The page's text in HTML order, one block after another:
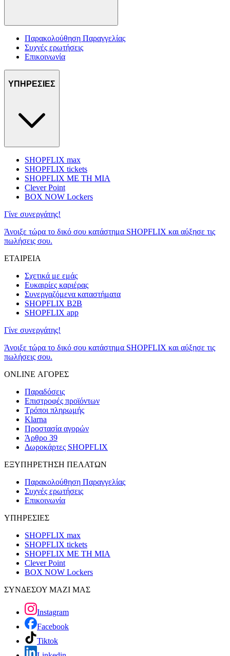
Παρακολούθηση Παραγγελίας
Συχνές ερωτήσεις
Επικοινωνία
ΥΠΗΡΕΣΙΕΣ
SHOPFLIX max
SHOPFLIX tickets
SHOPFLIX ΜΕ ΤΗ ΜΙΑ
Clever Point
BOX NOW Lockers
Γίνε συνεργάτης!
Άνοιξε τώρα το δικό σου κατάστημα SHOPFLIX και αύξησε τις
πωλήσεις σου.
ΕΤΑΙΡΕΙΑ
Σχετικά με εμάς
Ευκαιρίες καριέρας
Συνεργαζόμενα καταστήματα
SHOPFLIX B2B
SHOPFLIX app
Γίνε συνεργάτης!
Άνοιξε τώρα το δικό σου κατάστημα SHOPFLIX και αύξησε τις
πωλήσεις σου.
ONLINE ΑΓΟΡΕΣ
Παραδόσεις
Επιστροφές προϊόντων
Τρόποι πληρωμής
Klarna
Προστασία αγορών
Άρθρο 39
Δωροκάρτες SHOPFLIX
ΕΞΥΠΗΡΕΤΗΣΗ ΠΕΛΑΤΩΝ
Παρακολούθηση Παραγγελίας
Συχνές ερωτήσεις
Επικοινωνία
ΥΠΗΡΕΣΙΕΣ
SHOPFLIX max
SHOPFLIX tickets
SHOPFLIX ΜΕ ΤΗ ΜΙΑ
Clever Point
BOX NOW Lockers
ΣΥΝΔΕΣΟΥ ΜΑΖΙ ΜΑΣ
Instagram
Facebook
Tiktok